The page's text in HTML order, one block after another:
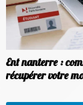
Ent nanterre :
récupérer votre